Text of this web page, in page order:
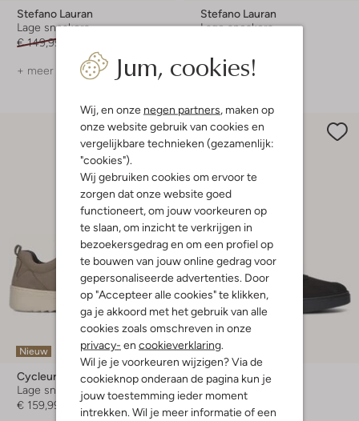
Jum, cookies!
Wij, en onze negen partners , maken op
onze website gebruik van cookies en
vergelijkbare technieken (gezamenlijk:
"cookies").
Wij gebruiken cookies om ervoor te
zorgen dat onze website goed
functioneert, om jouw voorkeuren op
te slaan, om inzicht te verkrijgen in
bezoekersgedrag en om een profiel op
te bouwen van jouw online gedrag voor
gepersonaliseerde advertenties. Door
op "Accepteer alle cookies" te klikken,
ga je akkoord met het gebruik van alle
cookies zoals omschreven in onze
privacy- en cookieverklaring
Wil je je voorkeuren wijzigen? Via de
cookieknop onderaan de pagina kun je
jouw toestemming ieder moment
intrekken. Wil je meer informatie of een
Stefano Lauran
Lage sneakers
€ 149,99
+ meer kleuren
Stefano Lauran
Lage sneakers
+ meer kleuren
Nieuw
Cycleur De Luxe
Lage sneakers
€ 159,99
-60%
Stefano Lauran
Lage sneakers